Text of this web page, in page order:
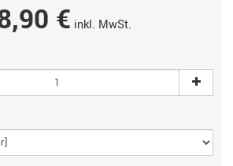
€ inkl. MwSt.